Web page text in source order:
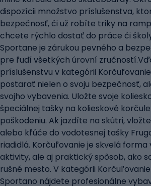
dispozícii množstvo príslušenstva,
bezpečnosť, či už robíte triky na
chcete rýchlo dostať do práce či
Sportane je zárukou pevného a
pre ľudí všetkých úrovní
príslušenstvu v kategórii
postarať nielen o svoju bezpečnosť,
svojho vybavenia. Uložte svoje
špeciálnej tašky na kolieskové
poškodeniu. Ak jazdíte na skútri,
alebo kľúče do vodotesnej tašky
riadidlá. Korčuľovanie je skvelá
aktivity, ale aj praktický spôsob, ako
rušné mesto. V kategórii
Sportano nájdete profesionálne